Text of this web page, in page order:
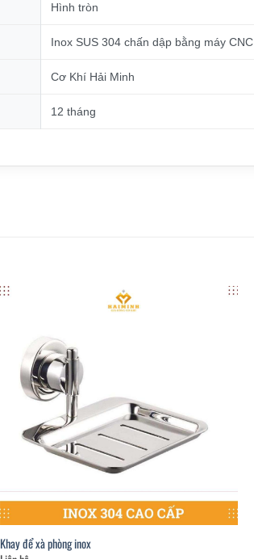
Hình tròn
Inox SUS 304 chấn dập bằng máy CNC
Cơ Khí Hải Minh
12 tháng
Khay để xà phòng inox